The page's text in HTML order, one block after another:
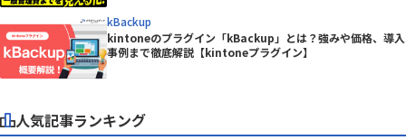
kBackup
kintoneのプラグイン「kBackup」とは？強みや価格、導入
事例まで徹底解説【kintoneプラグイン】
人気記事ランキング